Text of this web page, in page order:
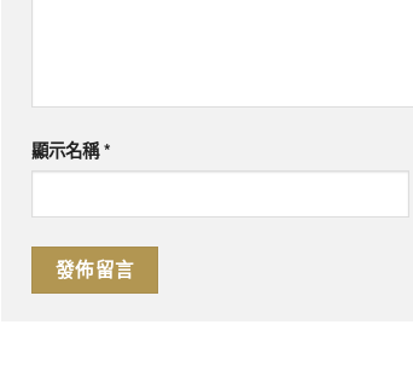
顯示名稱*